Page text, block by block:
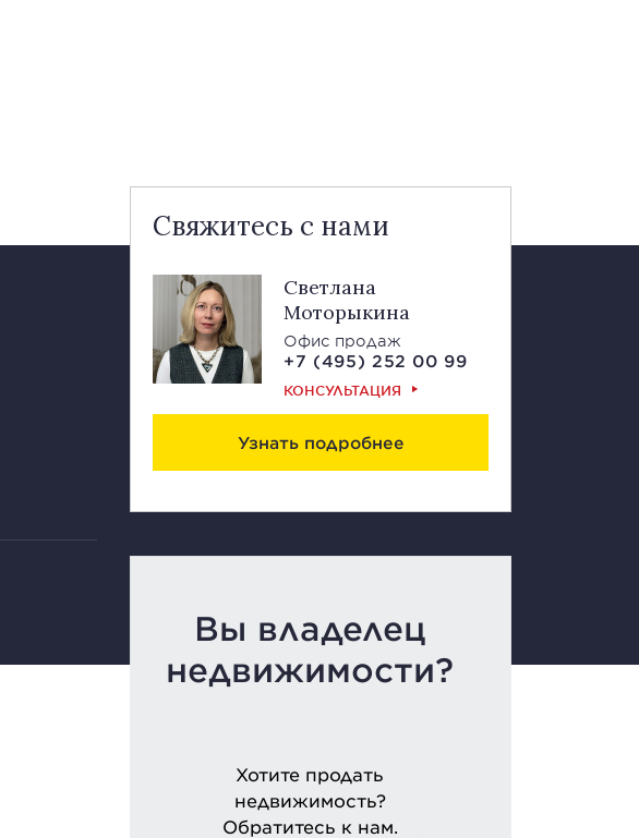
Свяжитесь с нами
Светлана
Моторыкина
Офис продаж
+7 (495) 252 00 99
КОНСУЛЬТАЦИЯ
Узнать подробнее
Вы владелец
недвижимости?
Хотите продать
недвижимость?
Обратитесь к нам.